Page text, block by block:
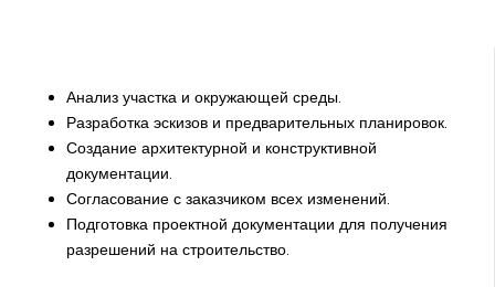
Анализ участка и окружающей среды.
Разработка эскизов и предварительных планировок.
Создание архитектурной и конструктивной
документации.
Согласование с заказчиком всех изменений.
Подготовка проектной документации для получения
разрешений на строительство.